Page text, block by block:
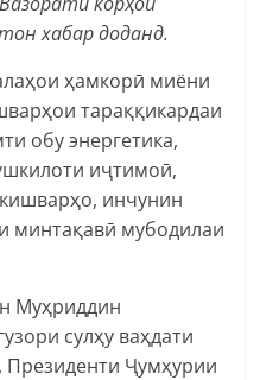
хабар доданд.
ҳамкорӣ миёни
тараққикардаи
обу энергетика,
иҷтимоӣ,
инчунин
минтақавӣ мубодилаи
Муҳриддин
сулҳу ваҳдати
Ҷумҳурии